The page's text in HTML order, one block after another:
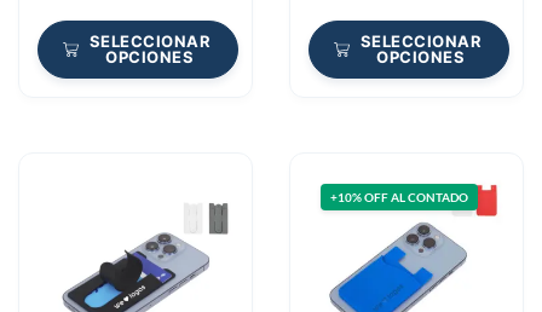
SELECCIONAR
OPCIONES
SELECCIONAR
OPCIONES
+10% OFF AL CONTADO